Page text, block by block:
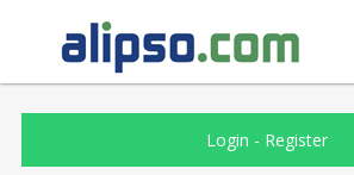
Login - Register